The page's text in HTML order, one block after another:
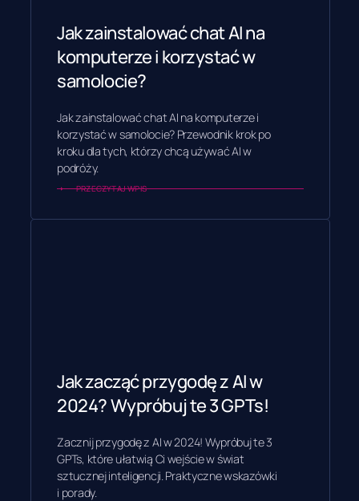
Jak zainstalować chat AI na
komputerze i korzystać w
samolocie?
Jak zainstalować chat AI na komputerze i
korzystać w samolocie? Przewodnik krok po
kroku dla tych, którzy chcą używać AI w
podróży.
PRZECZYTAJ WPIS
Jak zacząć przygodę z AI w
2024? Wypróbuj te 3 GPTs!
Zacznij przygodę z AI w 2024! Wypróbuj te 3
GPTs, które ułatwią Ci wejście w świat
sztucznej inteligencji. Praktyczne wskazówki
i porady.